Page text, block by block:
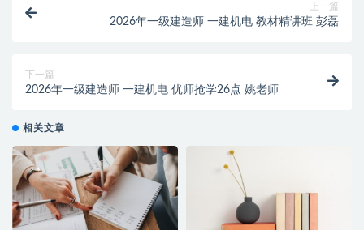
上一篇
2026年一级建造师 一建机电 教材精讲班 彭磊
下一篇
2026年一级建造师 一建机电 优师抢学26点 姚老师
相关文章